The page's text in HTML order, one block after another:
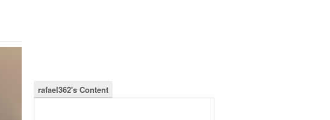
rafael362's Content